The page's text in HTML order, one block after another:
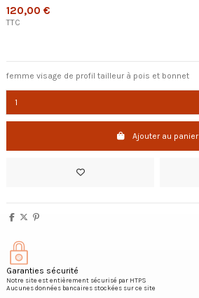
120,00 €
TTC
femme visage de profil tailleur à pois et bonnet
Ajouter au panier
Garanties sécurité
Notre site est entièrement sécurisé par HTPS
Aucunes données bancaires stockées sur ce site